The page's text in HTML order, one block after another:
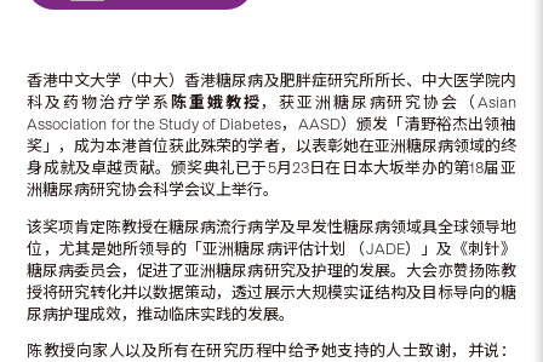
香港中文大学（中大）香港糖尿病及肥胖症研究所所长、中大医学院内
科及药物治疗学系 陈重娥教授 ，获亚洲糖尿病研究协会（Asian
Association for the Study of Diabetes，AASD）颁发「清野裕杰出领袖
奖」，成为本港首位获此殊荣的学者，以表彰她在亚洲糖尿病领域的终
身成就及卓越贡献。颁奖典礼已于5月23日在日本大坂举办的第18届亚
洲糖尿病研究协会科学会议上举行。
该奖项肯定陈教授在糖尿病流行病学及早发性糖尿病领域具全球领导地
位，尤其是她所领导的「亚洲糖尿病评估计划 （JADE）」及《刺针》
糖尿病委员会，促进了亚洲糖尿病研究及护理的发展。大会亦赞扬陈教
授将研究转化并以数据策动，透过展示大规模实证结构及目标导向的糖
尿病护理成效，推动临床实践的发展。
陈教授向家人以及所有在研究历程中给予她支持的人士致谢，并说：